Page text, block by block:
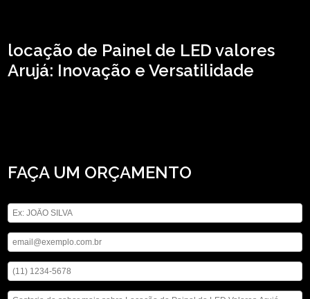
locação de Painel de LED valores
Arujá: Inovação e Versatilidade
FAÇA UM ORÇAMENTO